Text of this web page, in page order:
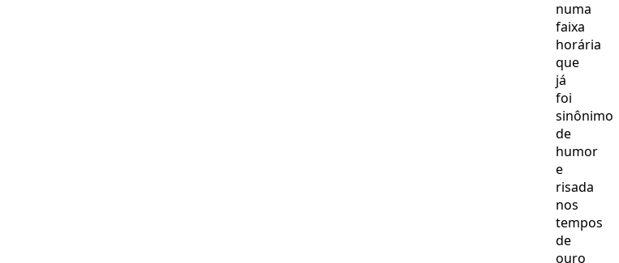
numa
faixa
horária
que
já
foi
sinônimo
de
humor
e
risada
nos
tempos
de
ouro